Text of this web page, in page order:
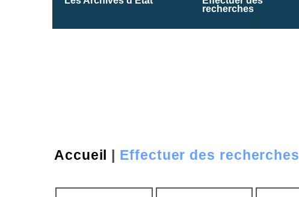
recherches
Accueil | Effectuer des recherches